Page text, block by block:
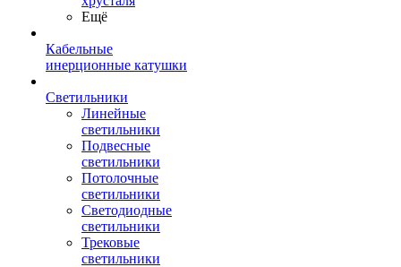
Ещё
Кабельные
инерционные катушки
Светильники
Линейные
светильники
Подвесные
светильники
Потолочные
светильники
Светодиодные
светильники
Трековые
светильники